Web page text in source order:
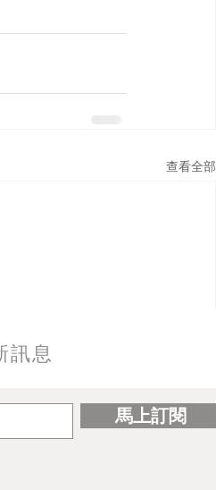
查看全部
馬上訂閱
訊息